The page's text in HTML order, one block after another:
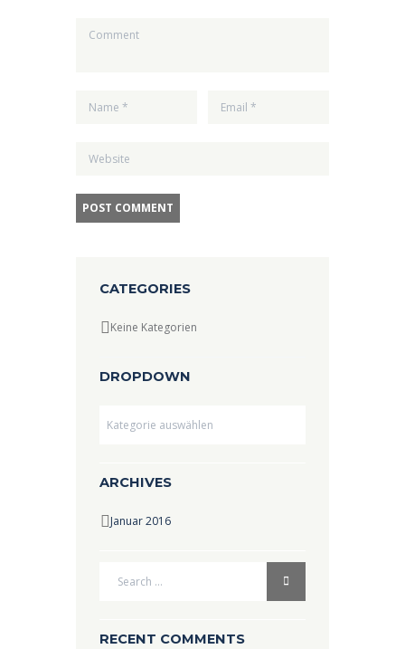
CATEGORIES
Keine Kategorien
DROPDOWN
ARCHIVES
Januar 2016
RECENT COMMENTS